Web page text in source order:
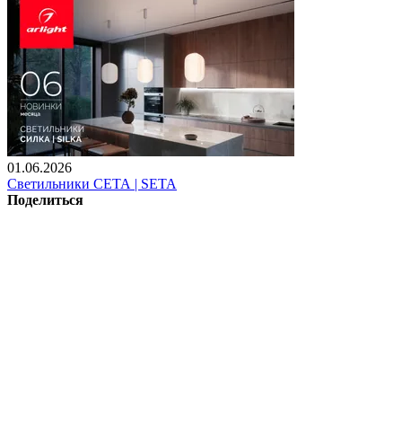
01.06.2026
Светильники СЕТА | SETA
Поделиться